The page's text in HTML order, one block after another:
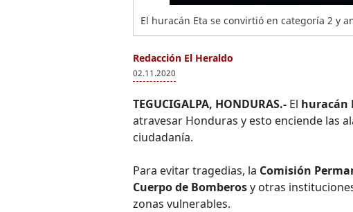
El huracán Eta se convirtió en categoría 2 y
Redacción El Heraldo
02.11.2020
TEGUCIGALPA, HONDURAS.- El huracán
atravesar Honduras y esto enciende las
ciudadanía.
Para evitar tragedias, la Comisión
Cuerpo de Bomberosy otras
zonas vulnerables.